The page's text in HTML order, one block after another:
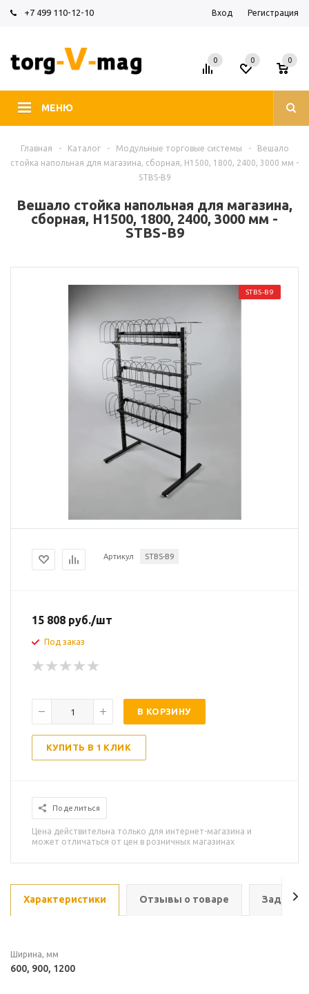
+7 499 110-12-10 Вход Регистрация
МЕНЮ
0 0
0
Главная - Каталог - Модульные торговые системы -
Вешало
стойка напольная для магазина, сборная, H1500, 1800, 2400, 3000 мм -
STBS-B9
Вешало стойка напольная для магазина,
сборная, H1500, 1800, 2400, 3000 мм -
STBS-B9
STBS-B9
Артикул STBS-B9
15 808 руб./шт
Под заказ
В КОРЗИНУ
КУПИТЬ В 1 КЛИК
Поделиться
Цена действительна только для интернет-магазина и
может отличаться от цен в розничных магазинах
Характеристики Отзывы о товаре Задать
Ширина, мм
600, 900, 1200